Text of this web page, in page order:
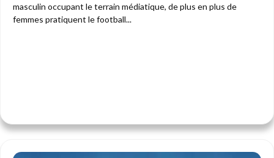
masculin occupant le terrain médiatique, de plus en plus de
femmes pratiquent le football...